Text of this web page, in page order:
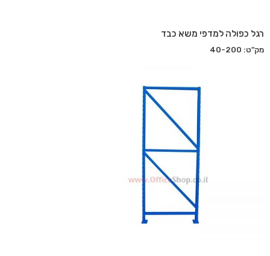
רגל כפולה למדפי משא כבד
מק"ט: 40-200